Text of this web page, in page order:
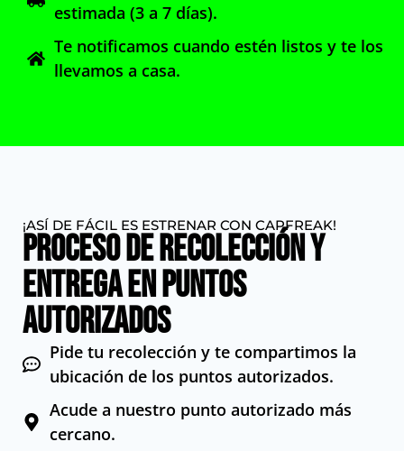
estimada (3 a 7 días).
Te notificamos cuando estén listos y te los
llevamos a casa.
¡ASÍ DE FÁCIL ES ESTRENAR CON CAPFREAK!
Proceso de Recolección y
Entrega en Puntos
Autorizados
Pide tu recolección y te compartimos la
ubicación de los puntos autorizados.
Acude a nuestro punto autorizado más
cercano.